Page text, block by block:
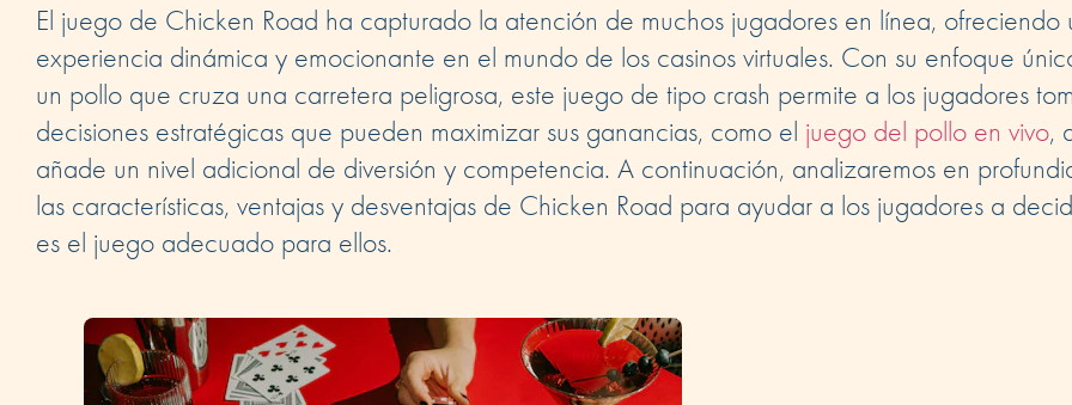
El juego de Chicken Road ha capturado la atención de muchos jugadores en línea, ofreciendo
experiencia dinámica y emocionante en el mundo de los casinos virtuales. Con su enfoque
un pollo que cruza una carretera peligrosa, este juego de tipo crash permite a los jugadores
decisiones estratégicas que pueden maximizar sus ganancias, como el juego del pollo en vivo,
añade un nivel adicional de diversión y competencia. A continuación, analizaremos en
las características, ventajas y desventajas de Chicken Road para ayudar a los jugadores a
es el juego adecuado para ellos.